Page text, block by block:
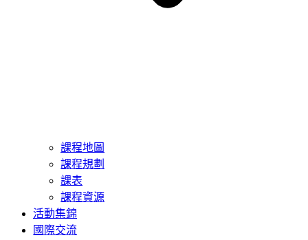
課程地圖
課程規劃
課表
課程資源
活動集錦
國際交流